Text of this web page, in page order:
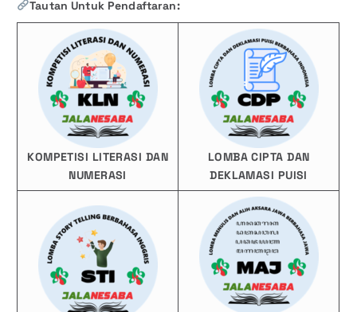
Tautan Untuk Pendaftaran:
KOMPETISI LITERASI DAN
NUMERASI
LOMBA CIPTA DAN
DEKLAMASI PUISI